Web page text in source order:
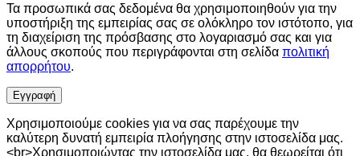
Τα προσωπικά σας δεδομένα θα χρησιμοποιηθούν για την
υποστήριξη της εμπειρίας σας σε ολόκληρο τον ιστότοπο, για
τη διαχείριση της πρόσβασης στο λογαριασμό σας και για
άλλους σκοπούς που περιγράφονται στη σελίδα πολιτική
απορρήτου.
Εγγραφή
Χρησιμοποιούμε cookies για να σας παρέχουμε την
καλύτερη δυνατή εμπειρία πλοήγησης στην ιστοσελίδα μας.
<br>Χρησιμοποιώντας την ιστοσελίδα μας, θα θεωρείται ότι